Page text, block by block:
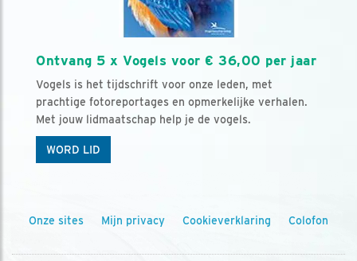
Ontvang 5 x Vogels voor € 36,00 per jaar
Vogels is het tijdschrift voor onze leden, met
prachtige fotoreportages en opmerkelijke verhalen.
Met jouw lidmaatschap help je de vogels.
WORD LID
Onze sites Mijn privacy Cookieverklaring Colofon